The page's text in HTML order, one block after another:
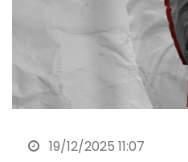
19/12/2025 11:07